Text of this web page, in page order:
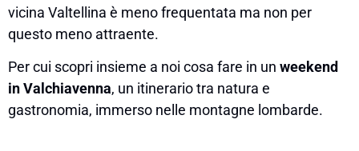
vicina Valtellina è meno frequentata ma non per
questo meno attraente.
Per cui scopri insieme a noi cosa fare in un weekend
in Valchiavenna, un itinerario tra natura e
gastronomia, immerso nelle montagne lombarde.